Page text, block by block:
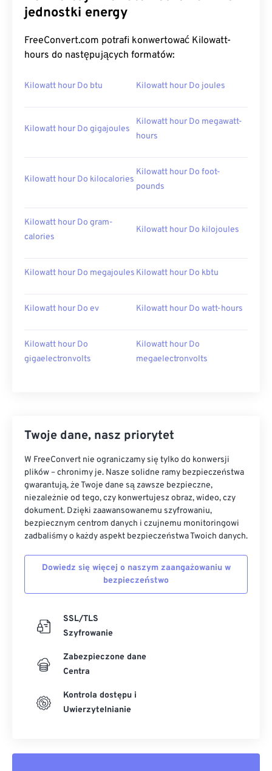
jednostki energy
FreeConvert.com potrafi konwertować Kilowatt-
hours do następujących formatów:
Kilowatt hour Do btu Kilowatt hour Do joules
Kilowatt hour Do gigajoules
Kilowatt hour Do megawatt-
hours
Kilowatt hour Do kilocalories
Kilowatt hour Do foot-
pounds
Kilowatt hour Do gram-
calories
Kilowatt hour Do kilojoules
Kilowatt hour Do megajoules Kilowatt hour Do kbtu
Kilowatt hour Do ev Kilowatt hour Do watt-hours
Kilowatt hour Do
gigaelectronvolts
Kilowatt hour Do
megaelectronvolts
Twoje dane, nasz priorytet
W FreeConvert nie ograniczamy się tylko do konwersji
plików – chronimy je. Nasze solidne ramy bezpieczeństwa
gwarantują, że Twoje dane są zawsze bezpieczne,
niezależnie od tego, czy konwertujesz obraz, wideo, czy
dokument. Dzięki zaawansowanemu szyfrowaniu,
bezpiecznym centrom danych i czujnemu monitoringowi
zadbaliśmy o każdy aspekt bezpieczeństwa Twoich danych.
Dowiedz się więcej o naszym zaangażowaniu w
bezpieczeństwo
SSL/TLS
Szyfrowanie
Zabezpieczone dane
Centra
Kontrola dostępu i
Uwierzytelnianie